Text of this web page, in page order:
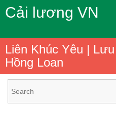
Cải lương VN
Liên Khúc Yêu |
Hồng Loan